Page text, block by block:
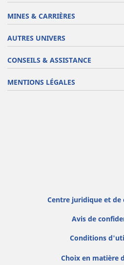
MINES & CARRIÈRES
AUTRES UNIVERS
CONSEILS & ASSISTANCE
MENTIONS LÉGALES
Centre juridique et
Avis de
Conditions
Choix en matière